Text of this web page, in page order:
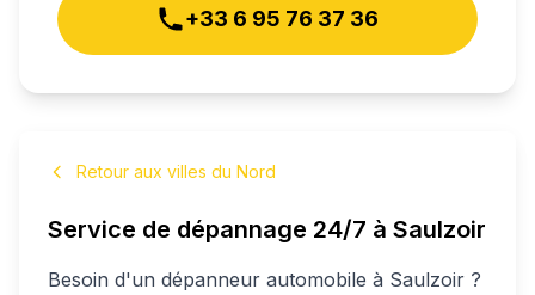
+33 6 95 76 37 36
Retour aux villes du Nord
Service de dépannage 24/7 à Saulzoir
Besoin d'un dépanneur automobile à Saulzoir ?